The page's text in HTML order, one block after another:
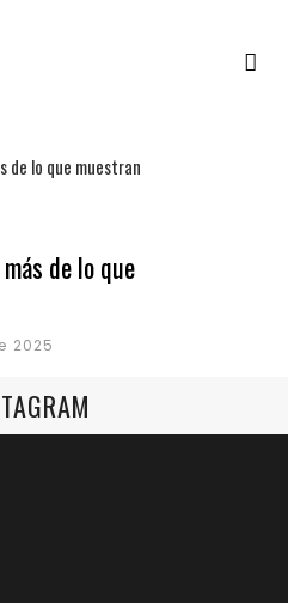
de lo que
2025